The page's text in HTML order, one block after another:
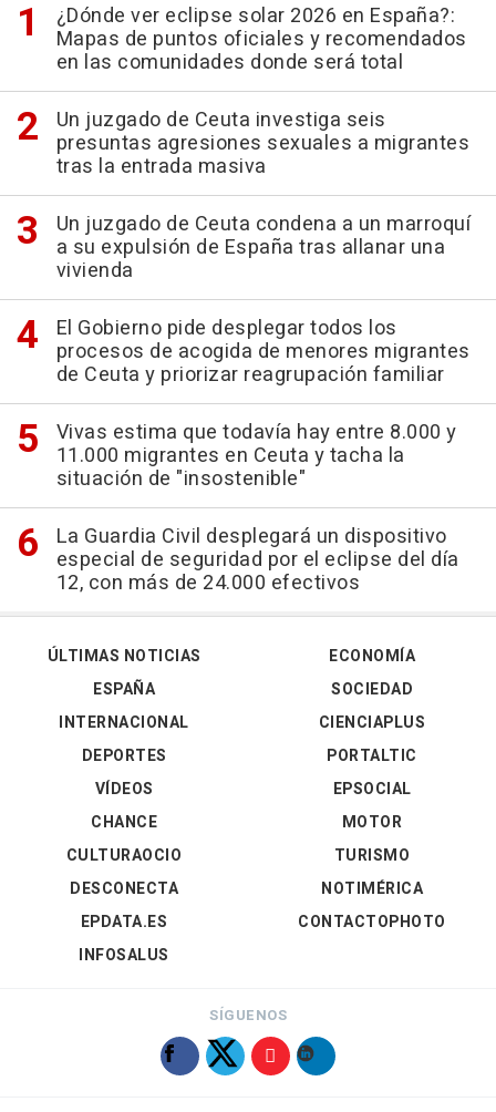
¿Dónde ver eclipse solar 2026 en España?:
Mapas de puntos oficiales y recomendados
en las comunidades donde será total
Un juzgado de Ceuta investiga seis
presuntas agresiones sexuales a migrantes
tras la entrada masiva
Un juzgado de Ceuta condena a un marroquí
a su expulsión de España tras allanar una
vivienda
El Gobierno pide desplegar todos los
procesos de acogida de menores migrantes
de Ceuta y priorizar reagrupación familiar
Vivas estima que todavía hay entre 8.000 y
11.000 migrantes en Ceuta y tacha la
situación de "insostenible"
La Guardia Civil desplegará un dispositivo
especial de seguridad por el eclipse del día
12, con más de 24.000 efectivos
ÚLTIMAS NOTICIAS
ESPAÑA
INTERNACIONAL
DEPORTES
VÍDEOS
ECONOMÍA
SOCIEDAD
CIENCIAPLUS
PORTALTIC
EPSOCIAL
CHANCE
CULTURAOCIO
DESCONECTA
EPDATA.ES
INFOSALUS
MOTOR
TURISMO
NOTIMÉRICA
CONTACTOPHOTO
SÍGUENOS